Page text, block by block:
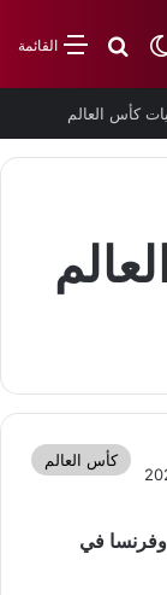
القائمةبحث عن
الوضع المظلم
كأس العالم
كأس العالم
وفرنسا في